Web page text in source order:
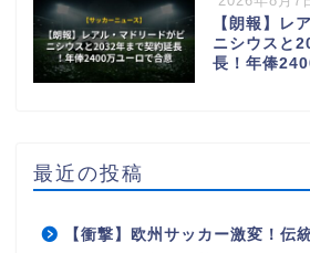
【朗報】レ
ニシウスと
長！年俸
最近の投稿
【衝撃】欧州サッカー激変！伝